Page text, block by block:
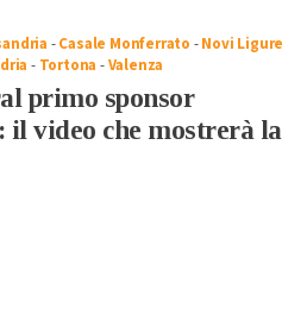
-Casale Monferrato -Novi Ligure
- Tortona -Valenza
primo sponsor
il video che mostrerà la